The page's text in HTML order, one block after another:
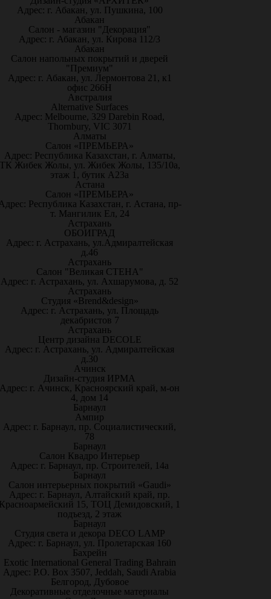
Адрес: г. Абакан, ул. Пушкина, 100
Абакан
Салон - магазин "Декорация"
Адрес: г. Абакан, ул. Кирова 112/3
Абакан
Салон напольных покрытий и дверей
"Премиум"
Адрес: г. Абакан, ул. Лермонтова 21, к1
офис 266Н
Австралия
Alternative Surfaces
Адрес: Melbourne, 329 Darebin Road,
Thornbury, VIC 3071
Алматы
Салон «ПРЕМЬЕРА»
Адрес: Республика Казахстан, г. Алматы,
Жибек Жолы, ул. Жибек Жолы, 135/10а,
этаж 1, бутик А23а
Астана
Салон «ПРЕМЬЕРА»
Республика Казахстан, г. Астана, пр-
т. Мангилик Ел, 24
Астрахань
ОБОИГРАД
Адрес: г. Астрахань, ул.Адмиралтейская
д.46
Астрахань
Салон "Великая СТЕНА"
Адрес: г. Астрахань, ул. Ахшарумова, д. 52
Астрахань
Студия «Brend&design»
Адрес: г. Астрахань, ул. Площадь
декабристов 7
Астрахань
Центр дизайна DECOLE
Адрес: г. Астрахань, ул. Адмиралтейская
д.30
Ачинск
Дизайн-студия ИРМА
Адрес: г. Ачинск, Красноярский край, м-он
4, дом 14
Барнаул
Ампир
Адрес: г. Барнаул, пр. Социалистический,
78
Барнаул
Салон Квадро Интерьер
Адрес: г. Барнаул, пр. Строителей, 14а
Барнаул
Салон интерьерных покрытий «Gaudi»
Адрес: г. Барнаул, Алтайский край, пр.
15, ТОЦ Демидовский, 1
подъезд, 2 этаж
Барнаул
Студия света и декора DECO LAMP
Адрес: г. Барнаул, ул. Пролетарская 160
Бахрейн
Exotic International General Trading Bahrain
Адрес: P.O. Box 3507, Jeddah, Saudi Arabia
Белгород, Дубовое
Декоративные отделочные материалы